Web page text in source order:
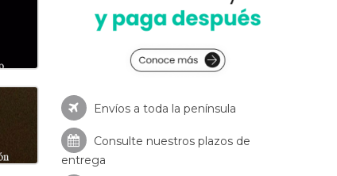
Envíos a toda la península
Consulte nuestros plazos de
entrega